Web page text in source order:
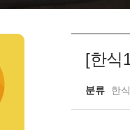
[한식
분류 한식